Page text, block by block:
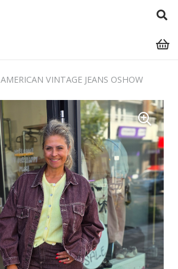
AMERICAN VINTAGE JEANS OSHOW